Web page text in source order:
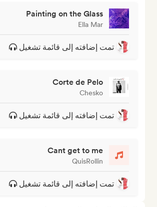
Painting on the Glass
Ella Mar
تمت إضافته إلى قائمة تشغيل
Corte de Pelo
Chesko
تمت إضافته إلى قائمة تشغيل
Cant get to me
QuisRollin
تمت إضافته إلى قائمة تشغيل